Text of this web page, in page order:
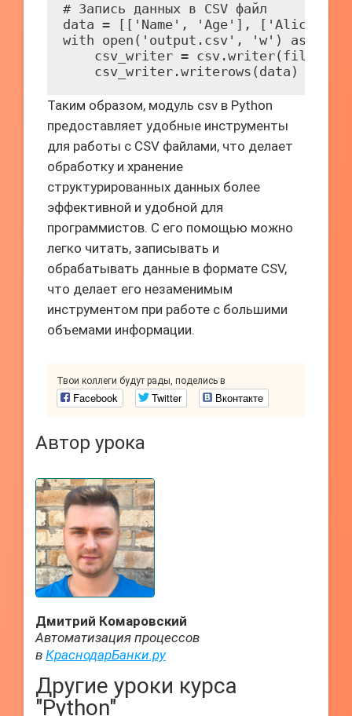
# Запись данных в CSV файл
data = [['Name', 'Age'], ['Alice',
with open('output.csv', 'w') as
    csv_writer = csv.writer(file)
Таким образом, модуль csv в Python
предоставляет удобные инструменты
для работы с CSV файлами, что делает
обработку и хранение
структурированных данных более
эффективной и удобной для
программистов. С его помощью можно
легко читать, записывать и
обрабатывать данные в формате CSV,
что делает его незаменимым
инструментом при работе с большими
объемами информации.
Твои коллеги будут рады, поделись в
Facebook Twitter Вконтакте
Автор урока
Дмитрий Комаровский
Автоматизация процессов
в КраснодарБанки.ру
Другие уроки курса
"Python"